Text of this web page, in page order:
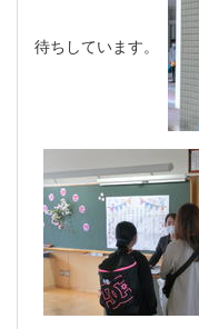
待ちしています。